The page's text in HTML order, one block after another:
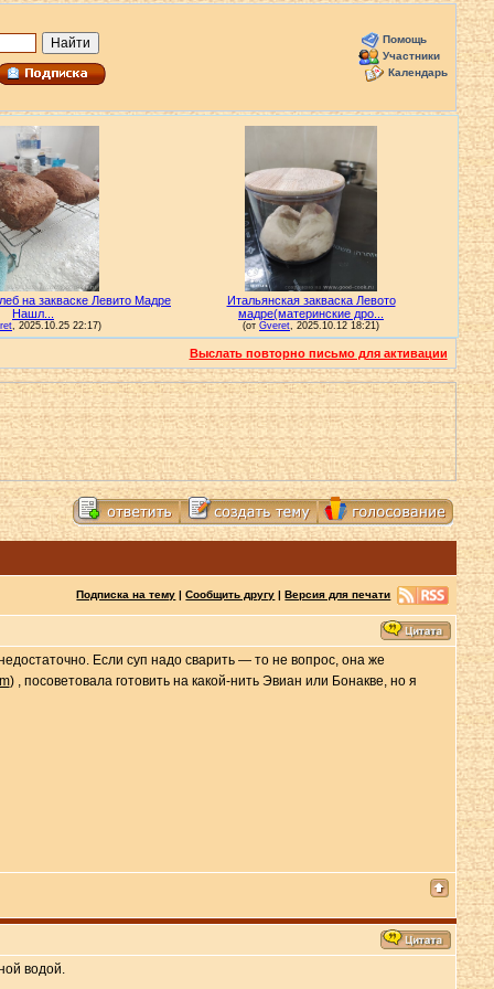
Помощь
Участники
Календарь
Выслать повторно письмо для активации
Подписка на тему |Сообщить другу |Версия для печати
Если суп надо сварить — то не вопрос, она же
) , посоветовала готовить на какой-нить Эвиан или Бонакве, но я
водой.